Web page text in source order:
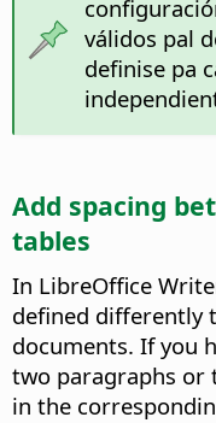
válidos pal
definise pa
Add spacing
tables
In LibreOffice
defined differently
documents. If you
two paragraphs or
in the